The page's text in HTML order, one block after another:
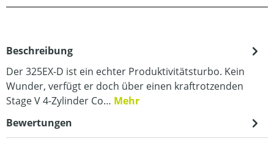
Beschreibung
Der 325EX-D ist ein echter Produktivitätsturbo. Kein
Wunder, verfügt er doch über einen kraftrotzenden
Stage V 4-Zylinder Co… Mehr
Bewertungen